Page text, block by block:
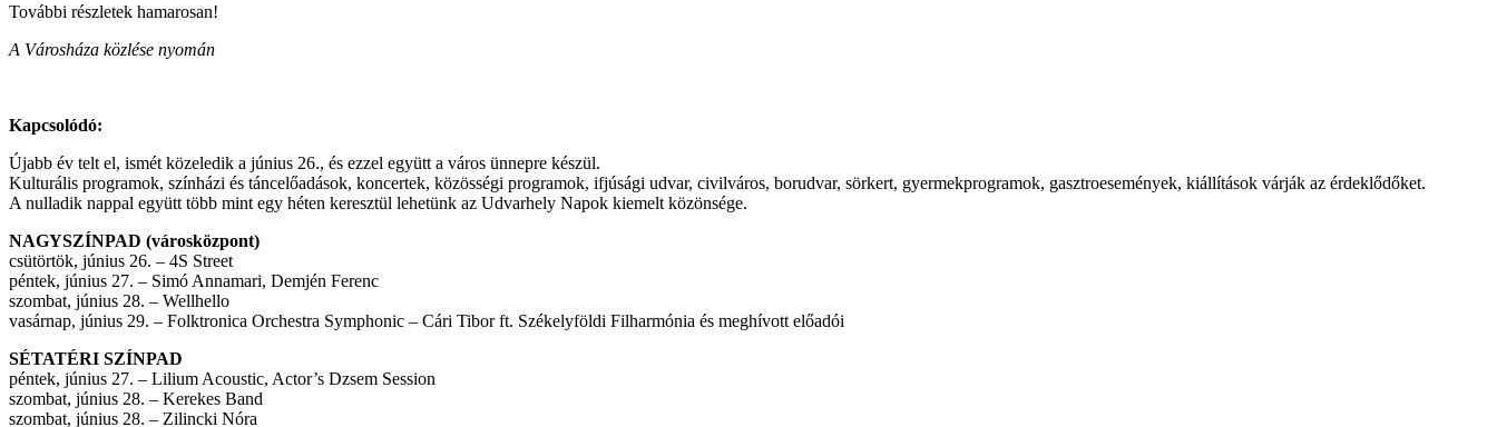
További részletek hamarosan!
A Városháza közlése nyomán
Kapcsolódó:
Újabb év telt el, ismét közeledik a június 26., és ezzel együtt a város ünnepre készül.
Kulturális programok, színházi és táncelőadások, koncertek, közösségi programok, ifjúsági udvar, civilváros, borudvar, sörkert, gyermekprogramok, gasztroesemények, kiállítások várják az érdeklődőket.
A nulladik nappal együtt több mint egy héten keresztül lehetünk az Udvarhely Napok kiemelt közönsége.
NAGYSZÍNPAD (városközpont)
csütörtök, június 26. – 4S Street
péntek, június 27. – Simó Annamari, Demjén Ferenc
szombat, június 28. – Wellhello
vasárnap, június 29. – Folktronica Orchestra Symphonic – Cári Tibor ft. Székelyföldi Filharmónia és meghívott előadói
SÉTATÉRI SZÍNPAD
péntek, június 27. – Lilium Acoustic, Actor’s Dzsem Session
szombat, június 28. – Kerekes Band
szombat, június 28. – Zilincki Nóra